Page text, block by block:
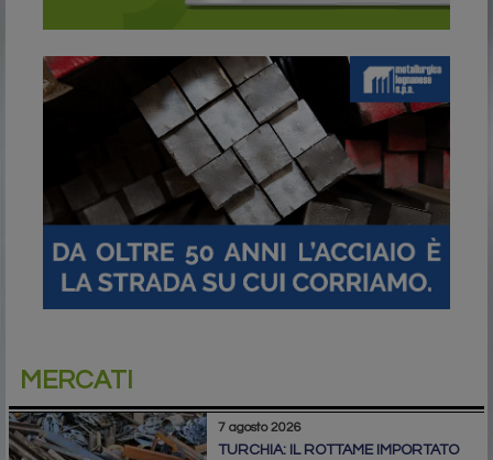
MERCATI
7 agosto 2026
TURCHIA: IL ROTTAME IMPORTATO